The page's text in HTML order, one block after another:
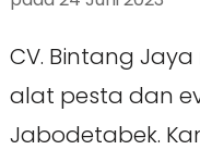
CV. Bintang
alat pesta dan
Jabodetabek.